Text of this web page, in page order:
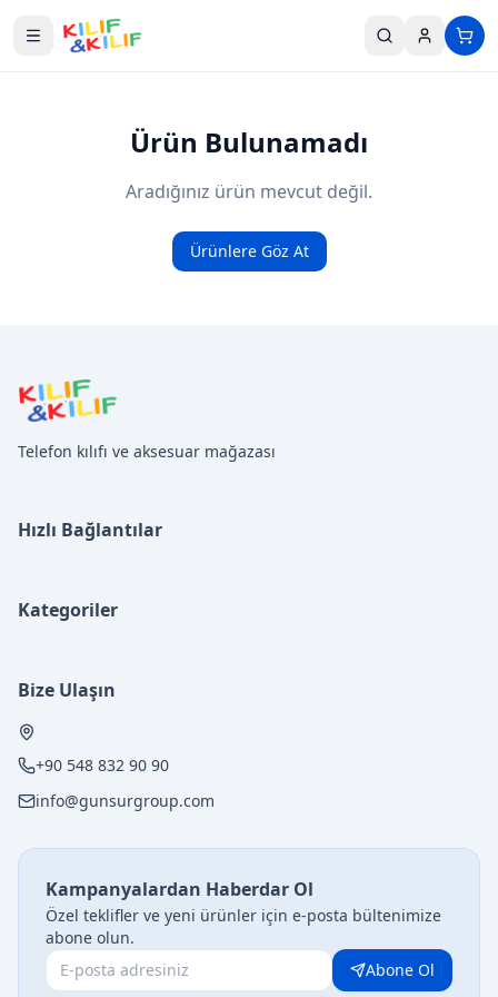
Ürün Bulunamadı
Aradığınız ürün mevcut değil.
Ürünlere Göz At
Telefon kılıfı ve aksesuar mağazası
Hızlı Bağlantılar
Kategoriler
Bize Ulaşın
+90 548 832 90 90
info@gunsurgroup.com
Kampanyalardan Haberdar Ol
Özel teklifler ve yeni ürünler için e-posta bültenimize
abone olun.
Abone Ol